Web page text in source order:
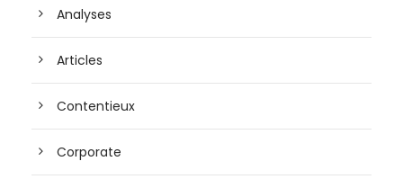
Analyses
Articles
Contentieux
Corporate